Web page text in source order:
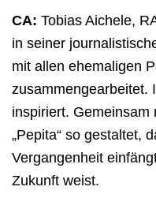
CA: Tobias Aichele,
in seiner
mit allen ehemaligen
zusammengearbeitet.
inspiriert. Gemeinsam
„Pepita“ so gestaltet,
Vergangenheit
Zukunft weist.